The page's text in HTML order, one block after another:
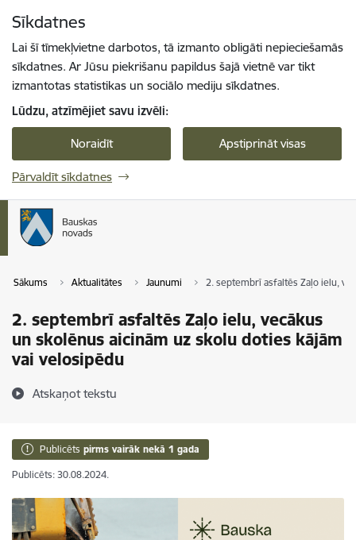
Sīkdatnes
Lai šī tīmekļvietne darbotos, tā izmanto obligāti nepieciešamās
sīkdatnes. Ar Jūsu piekrišanu papildus šajā vietnē var tikt
izmantotas statistikas un sociālo mediju sīkdatnes.
Lūdzu, atzīmējiet savu izvēli:
Noraidīt Apstiprināt visas
Pārvaldīt sīkdatnes
Sākums Aktualitātes Jaunumi 2. septembrī asfaltēs Zaļo ielu,
2. septembrī asfaltēs Zaļo ielu, vecākus
un skolēnus aicinām uz skolu doties kājām
vai velosipēdu
Atskaņot tekstu
Publicēts pirms vairāk nekā 1 gada
Publicēts: 30.08.2024.